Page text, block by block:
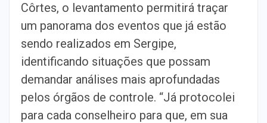
Côrtes, o levantamento permitirá traçar
um panorama dos eventos que já estão
sendo realizados em Sergipe,
identificando situações que possam
demandar análises mais aprofundadas
pelos órgãos de controle. “Já protocolei
para cada conselheiro para que, em sua